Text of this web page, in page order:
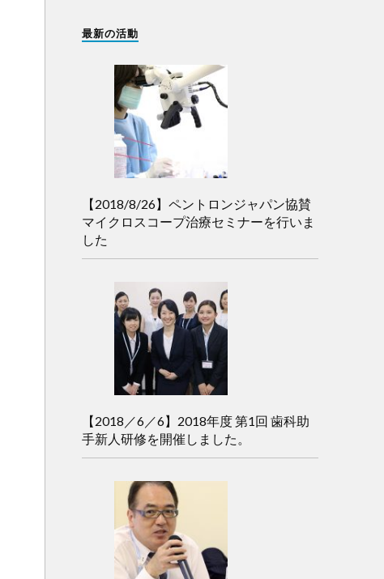
最新の活動
【2018/8/26】ペントロンジャパン協賛
マイクロスコープ治療セミナーを行いま
した
【2018／6／6】2018年度 第1回 歯科助
手新人研修を開催しました。